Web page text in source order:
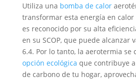
Utiliza una bomba de calor
transformar esta energía en
es reconocido por su alta
en su SCOP, que puede alcanzar
6.4. Por lo tanto, la aerotermia se
opción ecológica que contribuye
de carbono de tu hogar,